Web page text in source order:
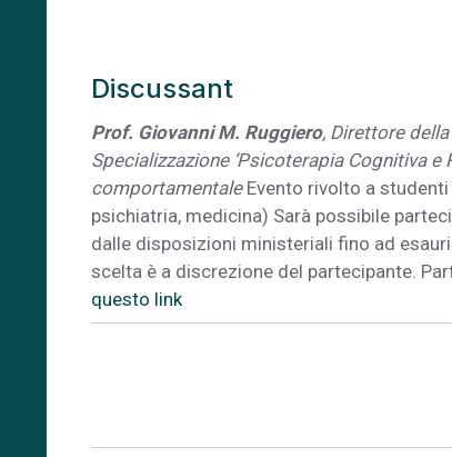
Discussant
Prof. Giovanni M. Ruggiero, Direttore
Specializzazione ‘Psicoterapia Cognitiva
comportamentaleEvento rivolto a
psichiatria, medicina) Sarà possibile
dalle disposizioni ministeriali fino ad
scelta è a discrezione del partecipante.
questo link